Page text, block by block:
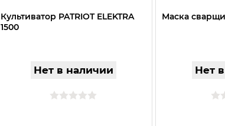
Культиватор PATRIOT ELEKTRA
1500
Нет в наличии
Маска
Нет